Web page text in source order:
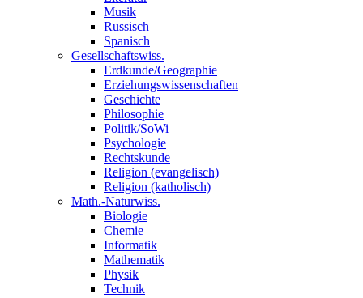
Musik
Russisch
Spanisch
Gesellschaftswiss.
Erdkunde/Geographie
Erziehungswissenschaften
Geschichte
Philosophie
Politik/SoWi
Psychologie
Rechtskunde
Religion (evangelisch)
Religion (katholisch)
Math.-Naturwiss.
Biologie
Chemie
Informatik
Mathematik
Physik
Technik